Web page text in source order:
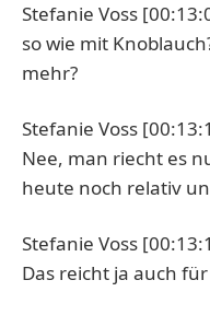
Stefanie Voss
so wie mit
mehr?
Stefanie Voss
Nee, man riecht es
heute noch relativ
Stefanie Voss
Das reicht ja auch